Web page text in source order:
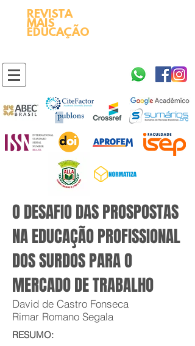
REVISTA
MAIS
EDUCAÇÃO
O DESAFIO DAS PROSPOSTAS
NA EDUCAÇÃO PROFISSIONAL
DOS SURDOS PARA O
MERCADO DE TRABALHO
David de Castro Fonseca
Rimar Romano Segala
RESUMO: